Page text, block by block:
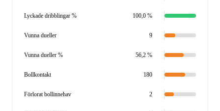
Lyckade dribblingar % 100,0 %
Vunna dueller 9
Vunna dueller % 56,2 %
Bollkontakt 180
Förlorat bollinnehav 2